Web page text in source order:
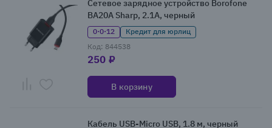
Сетевое зарядное устройство Borofone
BA20A Sharp, 2.1А, черный
0·0·12
Кредит для юрлиц
Код: 844538
250 ₽
В корзину
Кабель USB-Micro USB, 1.8 м, черный